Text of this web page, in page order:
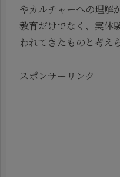
やカルチャーへの理解
教育だけでなく、実体
われてきたものと考え
スポンサーリンク